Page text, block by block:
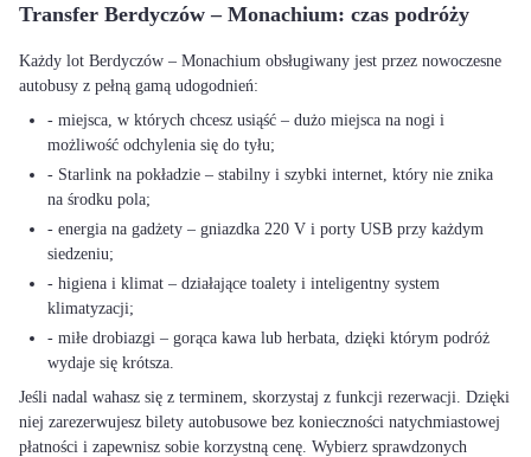
Transfer Berdyczów – Monachium: czas podróży
Każdy lot Berdyczów – Monachium obsługiwany jest przez nowoczesne
autobusy z pełną gamą udogodnień:
- miejsca, w których chcesz usiąść – dużo miejsca na nogi i
możliwość odchylenia się do tyłu;
- Starlink na pokładzie – stabilny i szybki internet, który nie znika
na środku pola;
- energia na gadżety – gniazdka 220 V i porty USB przy każdym
siedzeniu;
- higiena i klimat – działające toalety i inteligentny system
klimatyzacji;
- miłe drobiazgi – gorąca kawa lub herbata, dzięki którym podróż
wydaje się krótsza.
Jeśli nadal wahasz się z terminem, skorzystaj z funkcji rezerwacji. Dzięki
niej zarezerwujesz bilety autobusowe bez konieczności natychmiastowej
płatności i zapewnisz sobie korzystną cenę. Wybierz sprawdzonych